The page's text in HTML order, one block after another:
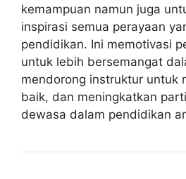
kemampuan namun juga
inspirasi semua perayaan
pendidikan. Ini memotivasi
untuk lebih bersemangat
mendorong instruktur untuk
baik, dan meningkatkan
dewasa dalam pendidikan